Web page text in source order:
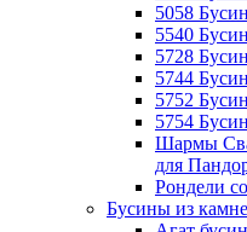
5058
5540
5728
5744
5752
5754
Шармы
для
Рондели
Бусины из